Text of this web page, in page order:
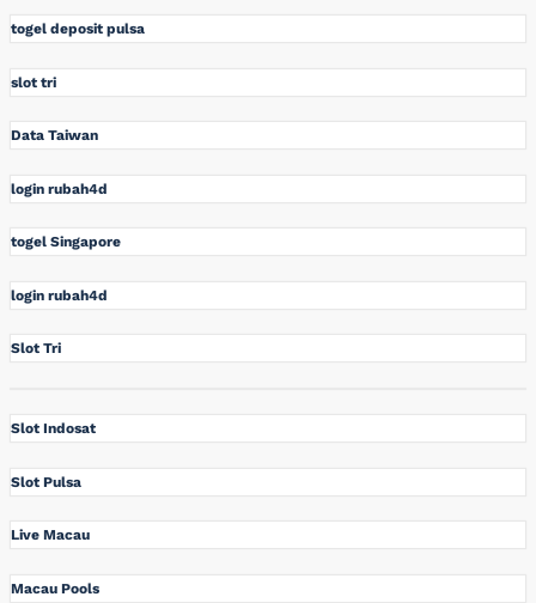
togel deposit pulsa
slot tri
Data Taiwan
login rubah4d
togel Singapore
login rubah4d
Slot Tri
Slot Indosat
Slot Pulsa
Live Macau
Macau Pools